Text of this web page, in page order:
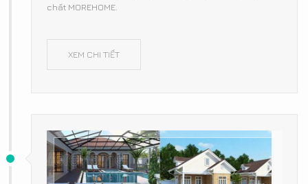
chất MOREHOME.
XEM CHI TIẾT